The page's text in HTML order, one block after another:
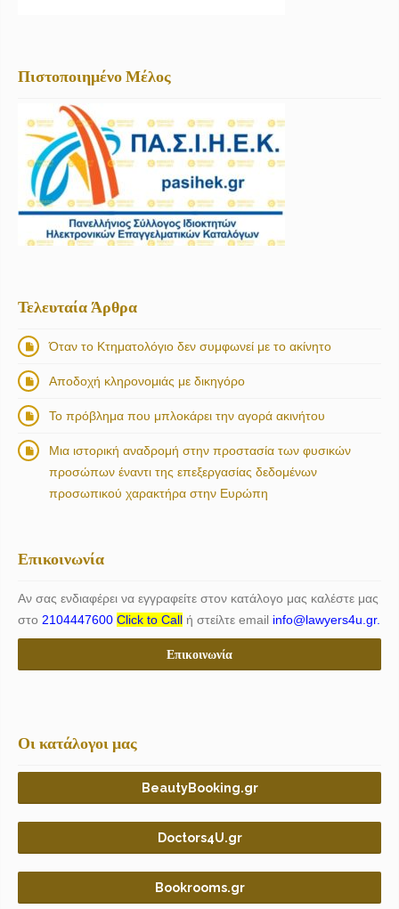
Πιστοποιημένο Μέλος
Τελευταία Άρθρα
Όταν το Κτηματολόγιο δεν συμφωνεί με το ακίνητο
Αποδοχή κληρονομιάς με δικηγόρο
Το πρόβλημα που μπλοκάρει την αγορά ακινήτου
Μια ιστορική αναδρομή στην προστασία των φυσικών
προσώπων έναντι της επεξεργασίας δεδομένων
προσωπικού χαρακτήρα στην Ευρώπη
Επικοινωνία
Αν σας ενδιαφέρει να εγγραφείτε στον κατάλογο μας καλέστε μας
στο 2104447600 Click to Call ή στείλτε email info@lawyers4u.gr.
Επικοινωνία
Οι κατάλογοι μας
BeautyBooking.gr
Doctors4U.gr
Bookrooms.gr